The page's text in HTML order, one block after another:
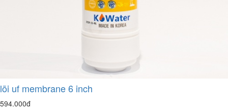
lõi uf membrane 6 inch
594.000đ